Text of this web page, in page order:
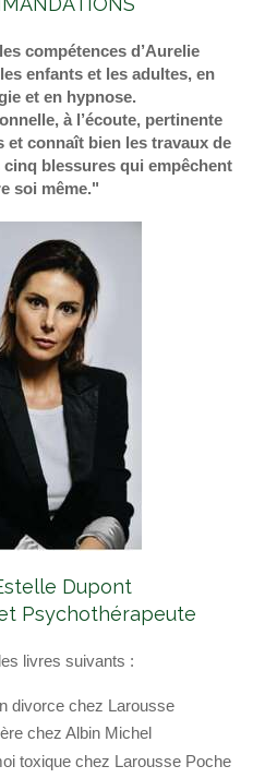
compétences d’Aurelie
enfants et les adultes, en
et en hypnose.
à l’écoute, pertinente
connaît bien les travaux de
blessures qui empêchent
soi même."
Dupont
Psychothérapeute
livres suivants :
divorce chez Larousse
chez Albin Michel
toxique chez Larousse Poche